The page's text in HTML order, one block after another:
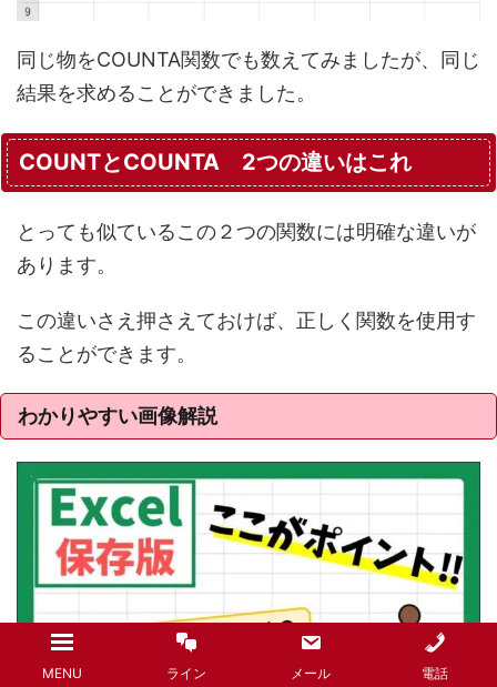
同じ物をCOUNTA関数でも数えてみましたが、同じ
結果を求めることができました。
COUNTとCOUNTA 2つの違いはこれ
とっても似ているこの２つの関数には明確な違いが
あります。
この違いさえ押さえておけば、正しく関数を使用す
ることができます。
わかりやすい画像解説
MENU ライン メール 電話